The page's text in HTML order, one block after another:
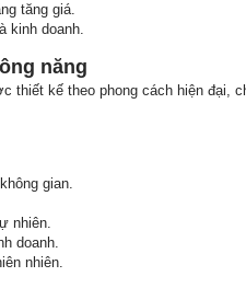
tăng giá.
kinh doanh.
năng
thiết kế theo phong cách hiện đại,
gian.
nhiên.
doanh.
nhiên.